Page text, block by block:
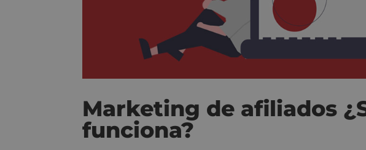
Marketing de afiliados
funciona?